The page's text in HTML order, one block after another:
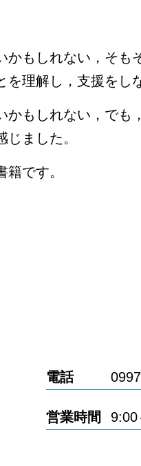
もしれない，そも
理解し，支援をし
もしれない，でも
ました。
です。
電話
営業時間 9:00